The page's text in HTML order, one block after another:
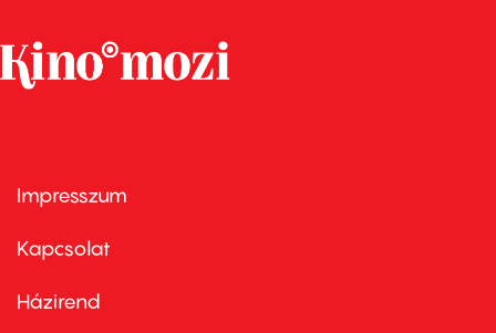
Footer
first
Impresszum
Kapcsolat
Footer
Házirend